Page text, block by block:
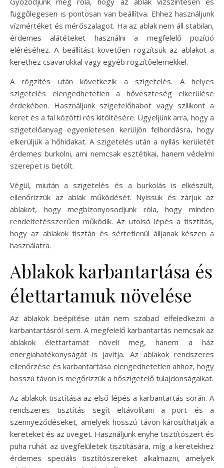
függőlegesen is pontosan van beállítva. Ehhez használjunk
vízmértéket és mérőszalagot. Ha az ablak nem áll stabilan,
érdemes alátéteket használni a megfelelő pozíció
eléréséhez. A beállítást követően rögzítsük az ablakot a
kerethez csavarokkal vagy egyéb rögzítőelemekkel.
A rögzítés után következik a szigetelés. A helyes
szigetelés elengedhetetlen a hőveszteség elkerülése
érdekében. Használjunk szigetelőhabot vagy szilikont a
keret és a fal közötti rés kitöltésére. Ügyeljünk arra, hogy a
szigetelőanyag egyenletesen kerüljön felhordásra, hogy
elkerüljük a hőhidakat. A szigetelés után a nyílás kerületét
érdemes burkolni, ami nemcsak esztétikai, hanem védelmi
szerepet is betölt.
Végül, miután a szigetelés és a burkolás is elkészült,
ellenőrizzük az ablak működését. Nyissuk és zárjuk az
ablakot, hogy megbizonyosodjunk róla, hogy minden
rendeltetésszerűen működik. Az utolsó lépés a tisztítás,
hogy az ablakok tisztán és sértetlenül álljanak készen a
használatra.
Ablakok karbantartása és
élettartamuk növelése
Az ablakok beépítése után nem szabad elfeledkezni a
karbantartásról sem. A megfelelő karbantartás nemcsak az
ablakok élettartamát növeli meg, hanem a ház
energiahatékonyságát is javítja. Az ablakok rendszeres
ellenőrzése és karbantartása elengedhetetlen ahhoz, hogy
hosszú távon is megőrizzük a hőszigetelő tulajdonságaikat.
Az ablakok tisztítása az első lépés a karbantartás során. A
rendszeres tisztítás segít eltávolítani a port és a
szennyeződéseket, amelyek hosszú távon károsíthatják a
kereteket és az üveget. Használjunk enyhe tisztítószert és
puha ruhát az üvegfelületek tisztítására, míg a keretekhez
érdemes speciális tisztítószereket alkalmazni, amelyek